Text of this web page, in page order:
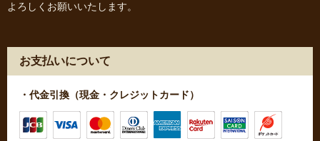
よろしくお願いいたします。
お支払いについて
・代金引換（現金・クレジットカード）